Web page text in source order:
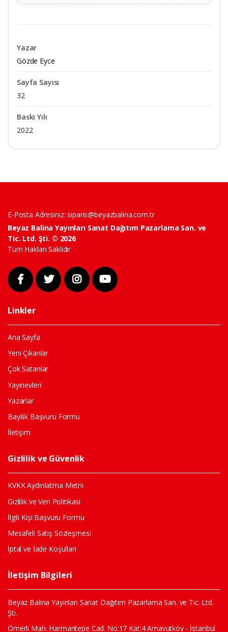
Yazar
Gözde Eyce
Sayfa Sayısı
32
Baskı Yılı
2022
E-Posta Adresiniz:siparis@beyazbalina.com.tr
Beyaz Balina Yayınları Sanat Dağıtım Pazarlama San. ve
Tic. Ltd. Şti. © 2026
Tüm Hakları Saklıdır
Linkler
Ana Sayfa
Yeni Çıkanlar
Çok Satanlar
Yayınevleri
Yazarlar
Bayilik Başvuru Formu
İletişim
Gizlilik ve Güvenlik
KVKK Aydınlatma Metni
Gizlilik ve Veri Politikası
İlgili Kişi Başvuru Formu
Mesafeli Satış Sözleşmesi
İptal ve İade Koşulları
İletişim Bilgileri
Beyaz Balina Yayınları Sanat Dağıtım Pazarlama San. ve Tic. Ltd.
Şti.
Ömerli Mah. Harmantepe Cad. No:17 Kat:4 Arnavutköy - İstanbul